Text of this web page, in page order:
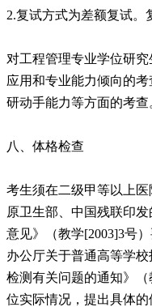
2.复试方式为差额复试。
对工程管理专业学位研
应用和专业能力倾向的
研动手能力等方面的考查
八、体格检查
考生须在二级甲等以上医
原卫生部、中国残联印
意见》（教学[2003]3号
办公厅关于普通高等学
检测有关问题的通知》
位实际情况，提出具体的